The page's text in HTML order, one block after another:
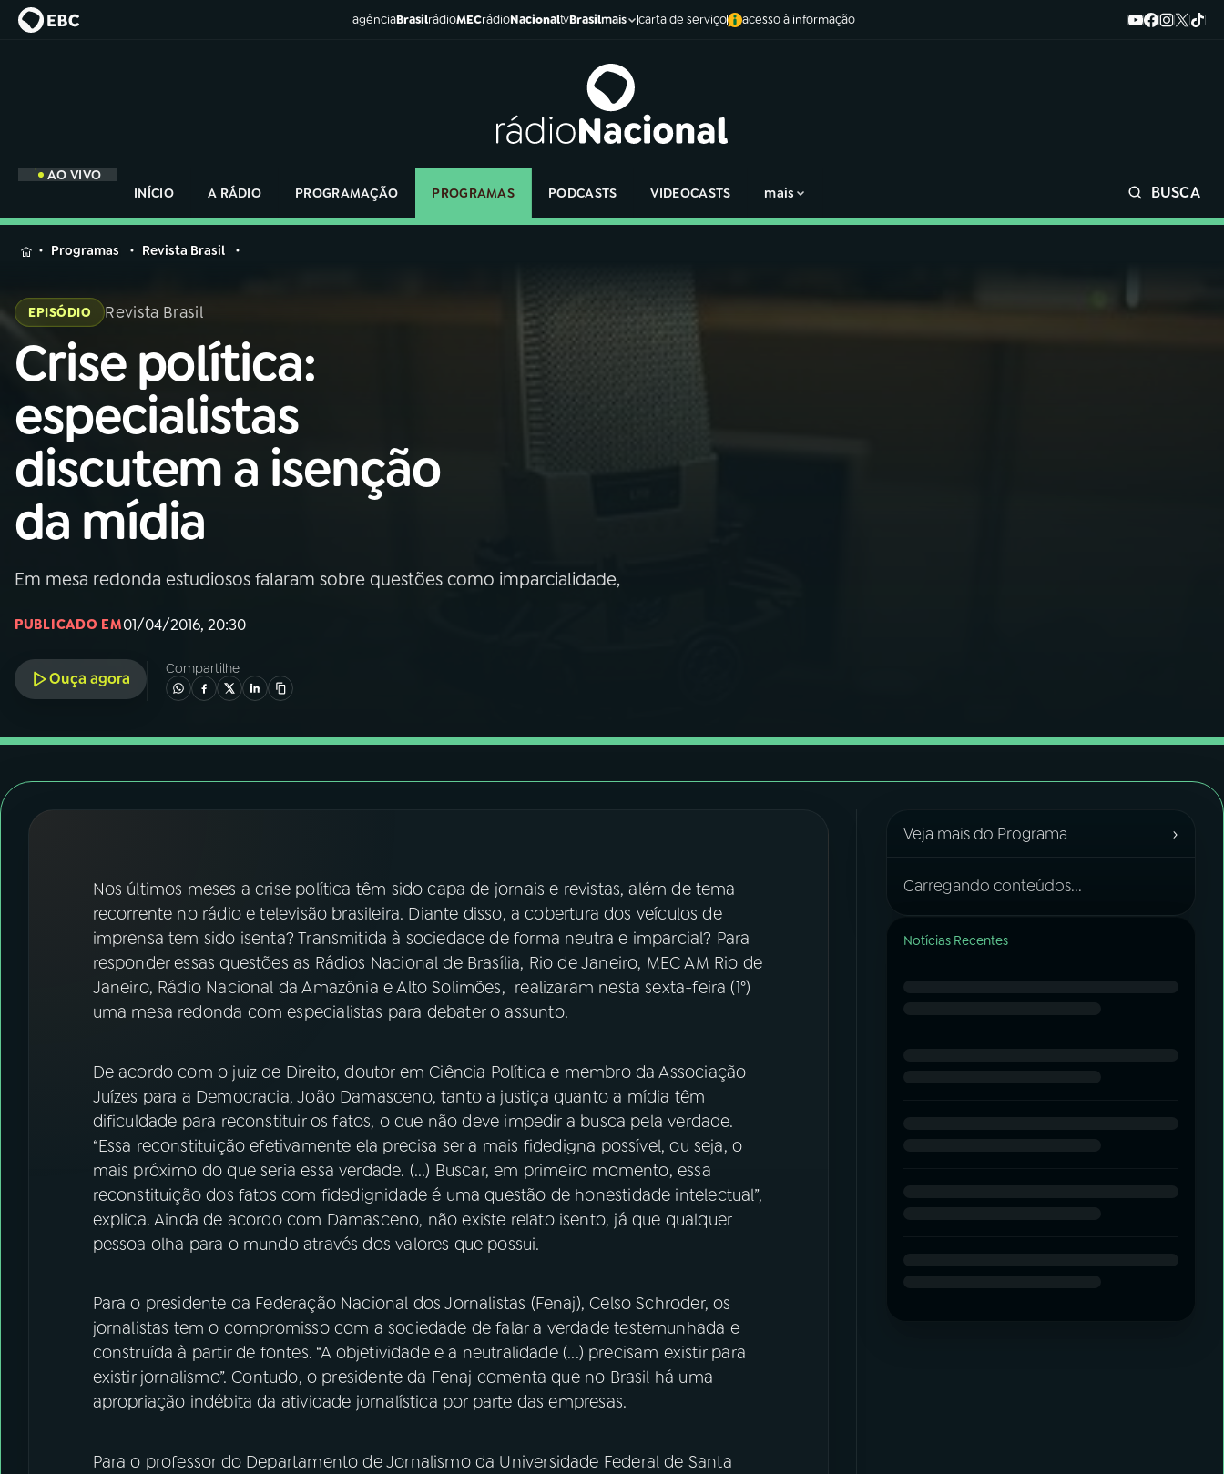
agênciaBrasilrádioMECrádioNacionaltvBrasilmais carta de serviço acesso à informação
AO VIVO
INÍCIO
A RÁDIO PROGRAMAÇÃO PROGRAMAS PODCASTS VIDEOCASTS mais BUSCA
MENU
Buscar
Rádio
Nacional
AO VIVO
01INÍCIO
02 A RÁDIO
03PROGRAMAÇÃO
05PODCASTS
FESTIVAL DE MÚSICA
ACOMPANHE A RÁDIO NACIONAL
Facebook
Instagram X
na
Rádio
Nacional
Programas Revista Brasil
EPISÓDIO Revista Brasil
Crise política:
especialistas
discutem a isenção
da mídia
Em mesa redonda estudiosos falaram sobre questões como imparcialidade,
PUBLICADO EM01/04/2016, 20:30
Ouça agora
Compartilhe
Nos últimos meses a crise política têm sido capa de jornais e revistas, além de tema
recorrente no rádio e televisão brasileira. Diante disso, a cobertura dos veículos de
imprensa tem sido isenta? Transmitida à sociedade de forma neutra e imparcial? Para
responder essas questões as Rádios Nacional de Brasília, Rio de Janeiro, MEC AM Rio de
Janeiro, Rádio Nacional da Amazônia e Alto Solimões, realizaram nesta sexta-feira (1°)
uma mesa redonda com especialistas para debater o assunto.
De acordo com o juiz de Direito, doutor em Ciência Política e membro da Associação
Juízes para a Democracia, João Damasceno, tanto a justiça quanto a mídia têm
dificuldade para reconstituir os fatos, o que não deve impedir a busca pela verdade.
“Essa reconstituição efetivamente ela precisa ser a mais fidedigna possível, ou seja, o
mais próximo do que seria essa verdade. (...) Buscar, em primeiro momento, essa
reconstituição dos fatos com fidedignidade é uma questão de honestidade intelectual”,
explica. Ainda de acordo com Damasceno, não existe relato isento, já que qualquer
pessoa olha para o mundo através dos valores que possui.
Para o presidente da Federação Nacional dos Jornalistas (Fenaj), Celso Schroder, os
jornalistas tem o compromisso com a sociedade de falar a verdade testemunhada e
construída à partir de fontes. “A objetividade e a neutralidade (...) precisam existir para
existir jornalismo”. Contudo, o presidente da Fenaj comenta que no Brasil há uma
apropriação indébita da atividade jornalística por parte das empresas.
Para o professor do Departamento de Jornalismo da Universidade Federal de Santa
Veja mais do Programa ›
Carregando conteúdos...
Notícias Recentes